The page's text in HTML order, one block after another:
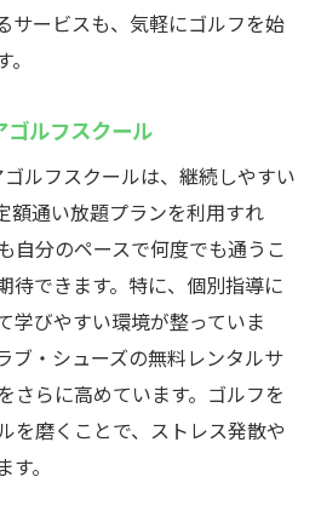
サービスも、気軽にゴルフを始
ルフスクール
ルフスクールは、継続しやすい
額通い放題プランを利用すれ
自分のペースで何度でも通うこ
待できます。特に、個別指導に
学びやすい環境が整っていま
ブ・シューズの無料レンタルサ
さらに高めています。ゴルフを
を磨くことで、ストレス発散や
。